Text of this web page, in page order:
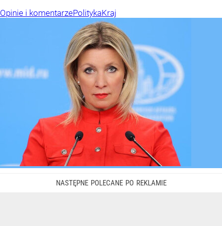
Opinie i komentarzePolitykaKraj